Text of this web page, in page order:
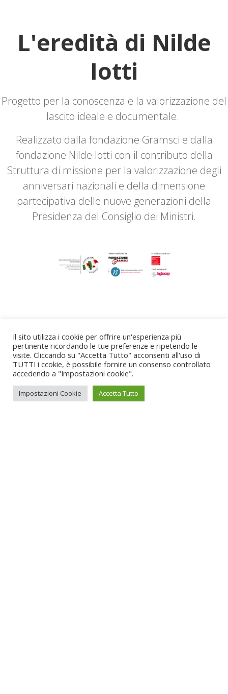
L'eredità di Nilde
Iotti
Progetto per la conoscenza e la valorizzazione del
lascito ideale e documentale.
Realizzato dalla fondazione Gramsci e dalla
fondazione Nilde Iotti con il contributo della
Struttura di missione per la valorizzazione degli
anniversari nazionali e della dimensione
partecipativa delle nuove generazioni della
Presidenza del Consiglio dei Ministri.
Il sito utilizza i cookie per offrire un'esperienza più
pertinente ricordando le tue preferenze e ripetendo le
visite. Cliccando su "Accetta Tutto" acconsenti all'uso di
TUTTI i ccokie, è possibile fornire un consenso controllato
accedendo a "Impostazioni cookie".
Impostazioni Cookie Accetta Tutto